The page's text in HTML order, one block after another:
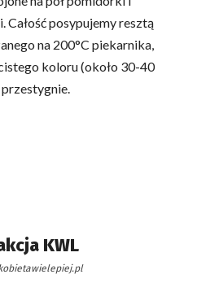
posypujemy resztą
na 200°C piekarnika,
koloru (około 30-40
KWL